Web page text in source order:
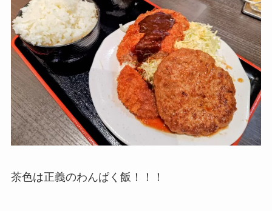
茶色は正義のわんぱく飯！！！